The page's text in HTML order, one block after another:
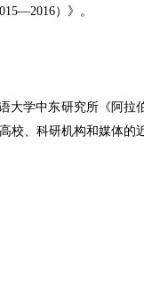
）》。
大学中东研究所《阿拉
校、科研机构和媒体的